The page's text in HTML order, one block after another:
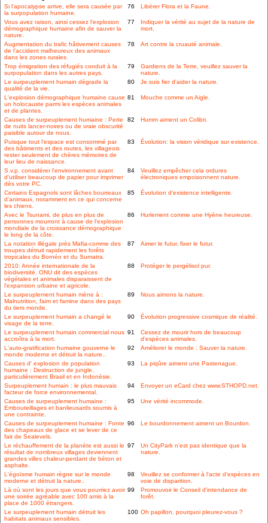
Si l'apocalypse arrive, elle sera causée par
la surpopulation humaine.
76 Libérer Flora et la Faune.
Vous avez raison, ainsi cessez l'explosion
démographique humaine afin de sauver la
nature.
77
Indiquer la vérité au sujet de la nature de
mort.
Augmentation du trafic hâtivement causes
de l'accident malheureux des animaux
dans les zones rurales.
78 Art contre la cruauté animale.
Trop émigration des réfugiés conduit à la
surpopulation dans les autres pays.
79
Gardiens de la Terre, veuillez sauver la
nature.
Le surpeuplement humain dégrade la
qualité de la vie.
80 Je suis fier d'aider la nature.
L'explosion démographique humaine cause
un holocauste parmi les espèces animales
et de plantes.
81 Mouche comme un Aigle.
Causes de surpeuplement humaine : Perte
de nuits lancer-noires ou de vraie obscurité
paisible autour de nous.
82 Humm aiment un Colibri.
Puisque tout l'espace est consommé par
des bâtiments et des routes, les villageois
rester seulement de chères mémoires de
leur lieu de naissance.
83 Évolution: la vision véridique sur existence.
S.v.p. considérer l'environnement avant
d'utiliser beaucoup de papier pour imprimer
dès votre PC.
84
Veuillez empêcher cela ordures
électroniques empoisonnent nature.
Certains Espagnols sont lâches bourreaux
d'animaux, notamment en ce qui concerne
les chiens.
85 Évolution d'existence intelligente.
Avec le Tsunami, de plus en plus de
personnes mourront à cause de l'explosion
mondiale de la croissance démographique
le long de la côte.
86 Hurlement comme une Hyène heureuse.
La notation illégale près Mafia-comme des
troupes détruit rapidement les forêts
tropicales du Bornéo et du Sumatra.
87 Aimer le futur, fixer le futur.
2010: Année internationale de la
biodiversité. ONU dit des espèces
végétales et animales disparaissent de
l'expansion urbaine et agricole.
88 Protéger le pergélisol pur.
Le surpeuplement humain mène à :
Malnutrition, faim et famine dans des pays
du tiers monde.
89 Nous aimons la nature.
Le surpeuplement humain a changé le
visage de la terre.
90 Évolution progressive cosmique de réalité.
Le surpeuplement humain commercial nous
accroîtra à la mort.
91
Cessez de mourir hors de beaucoup
d'espèces animales.
L'auto-gratification humaine gouverne le
monde moderne et détruit la nature..
92 Améliorer le monde : Sauver la nature.
Causes d' explosion de population
humaine : Destruction de jungle,
particulièrement Brasil et en Indonésie.
93 La piqûre aiment une Pastenague.
Surpeuplement humain : le plus mauvais
facteur de force environnemental.
94 Envoyer un eCard chez www.STHOPD.net.
Causes de surpeuplement humaine :
Embouteillages et banlieusards soumis à
une contrainte.
95 Une vérité incommode.
Causes de surpeuplement humaine : Fonte
des chapeaux de glace et se lever de ce
fait de Sealevels.
96 Le bourdonnement aiment un Bourdon.
Le réchauffement de la planète est aussi le
résultat de nombreux villages deviennent
grandes villes chaleur-perdant de béton et
asphalte.
97
Un CityPark n'est pas identique que la
nature.
L'égoïsme humain règne sur le monde
moderne et détruit la nature..
98
Veuillez se conformer à l'acte d'espèces en
voie de disparition.
Là où sont les jours que vous pourriez avoir
une soirée agréable avec 100 amis à la
place de 1000 étrangers.
99
Promouvoir le Conseil d'intendance de
forêt.
Le surpeuplement humain détruit les
habitats animaux sensibles.
100 Oh papillon, pourquoi pleurez-vous ?